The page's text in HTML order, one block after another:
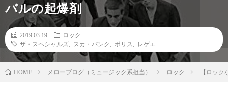
バルの起爆剤
2019.03.19
ロック
ザ・スペシャルズ
スカ・パンク ポリス レゲエ
HOME メローブログ（ミュージック系担当） ロック 【ロッ